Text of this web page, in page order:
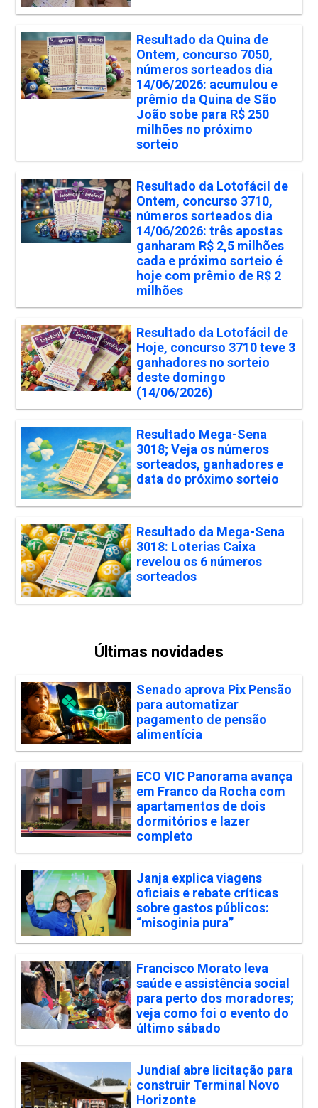
Resultado da Quina de
Ontem, concurso 7050,
números sorteados dia
14/06/2026: acumulou e
prêmio da Quina de São
João sobe para R$ 250
milhões no próximo
sorteio
Resultado da Lotofácil de
Ontem, concurso 3710,
números sorteados dia
14/06/2026: três apostas
ganharam R$ 2,5 milhões
cada e próximo sorteio é
hoje com prêmio de R$ 2
milhões
Resultado da Lotofácil de
Hoje, concurso 3710 teve 3
ganhadores no sorteio
deste domingo
(14/06/2026)
Resultado Mega-Sena
3018; Veja os números
sorteados, ganhadores e
data do próximo sorteio
Resultado da Mega-Sena
3018: Loterias Caixa
revelou os 6 números
sorteados
Últimas novidades
Senado aprova Pix Pensão
para automatizar
pagamento de pensão
alimentícia
ECO VIC Panorama avança
em Franco da Rocha com
apartamentos de dois
dormitórios e lazer
completo
Janja explica viagens
oficiais e rebate críticas
sobre gastos públicos:
“misoginia pura”
Francisco Morato leva
saúde e assistência social
para perto dos moradores;
veja como foi o evento do
último sábado
Jundiaí abre licitação para
construir Terminal Novo
Horizonte